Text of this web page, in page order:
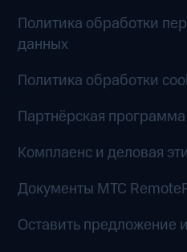
Политика обработки
данных
Политика обработки
Партнёрская программа
Комплаенс и деловая
Документы MTC
Оставить предложение